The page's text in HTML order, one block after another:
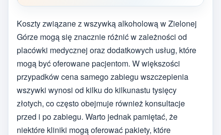
Koszty związane z wszywką alkoholową w Zielonej
Górze mogą się znacznie różnić w zależności od
placówki medycznej oraz dodatkowych usług, które
mogą być oferowane pacjentom. W większości
przypadków cena samego zabiegu wszczepienia
wszywki wynosi od kilku do kilkunastu tysięcy
złotych, co często obejmuje również konsultacje
przed i po zabiegu. Warto jednak pamiętać, że
niektóre kliniki mogą oferować pakiety, które